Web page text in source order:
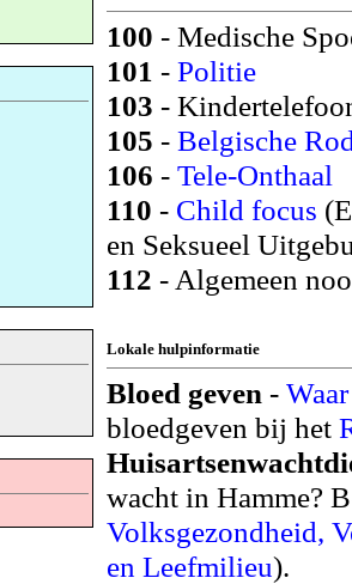
100 - Medische
101 - Politie
103 -
105 - Belgische
106 - Tele-Onthaal
110 - Child focus
en Seksueel
112 - Algemeen
Lokale hulpinformatie
Bloed geven -
bloedgeven bij het
wacht in Hamme?
Volksgezondheid,
en Leefmilieu).